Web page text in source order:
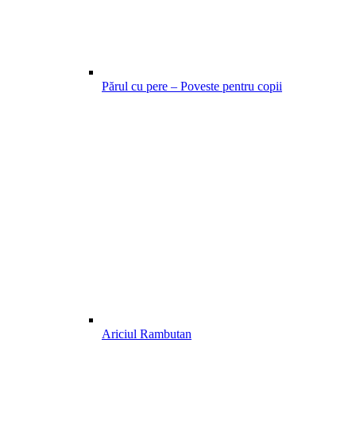
Părul cu pere – Poveste pentru copii
Ariciul Rambutan